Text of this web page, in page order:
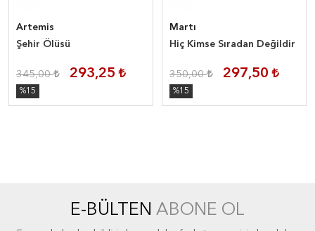
Artemis
Şehir Ölüsü
345,00 293,25
%15
Martı
Hiç Kimse Sıradan Değildir
350,00 297,50
%15
E-BÜLTEN ABONE OL